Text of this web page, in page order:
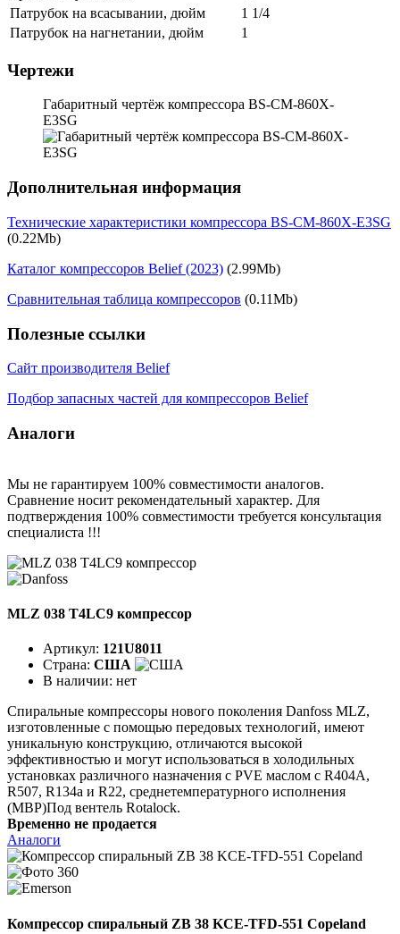
Патрубок на всасывании, дюйм
1 1/4
Патрубок на нагнетании, дюйм
1
Чертежи
Габаритный чертёж компрессора BS-CM-860X-
E3SG
Дополнительная информация
Технические характеристики компрессора BS-CM-860X-E3SG
(0.22Mb)
Каталог компрессоров Belief (2023) (2.99Mb)
Сравнительная таблица компрессоров (0.11Mb)
Полезные ссылки
Сайт производителя Belief
Подбор запасных частей для компрессоров Belief
Аналоги
Мы не гарантируем 100% совместимости аналогов.
Сравнение носит рекомендательный характер. Для
подтверждения 100% совместимости требуется консультация
специалиста !!!
MLZ 038 T4LC9 компрессор
Артикул: 121U8011
Страна: США
В наличии: нет
Спиральные компрессоры нового поколения Danfoss MLZ,
изготовленные с помощью передовых технологий, имеют
уникальную конструкцию, отличаются высокой
эффективностью и могут использоваться в холодильных
установках различного назначения с PVE маслом с R404A,
R507, R134a и R22, среднетемпературного исполнения
(MBP)Под вентель Rotalock.
Временно не продается
Аналоги
Компрессор спиральный ZB 38 KCE-TFD-551 Copeland